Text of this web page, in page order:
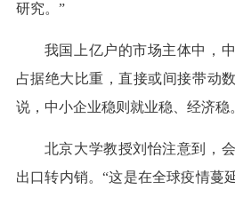
研究。”
我国上亿户的市场主体中，
占据绝大比重，直接或间接带动
说，中小企业稳则就业稳、经济稳
北京大学教授刘怡注意到，
出口转内销。“这是在全球疫情蔓